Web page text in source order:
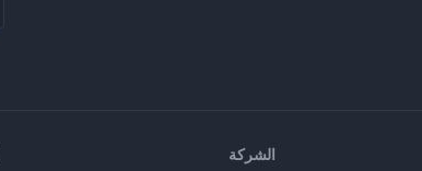
الشركة